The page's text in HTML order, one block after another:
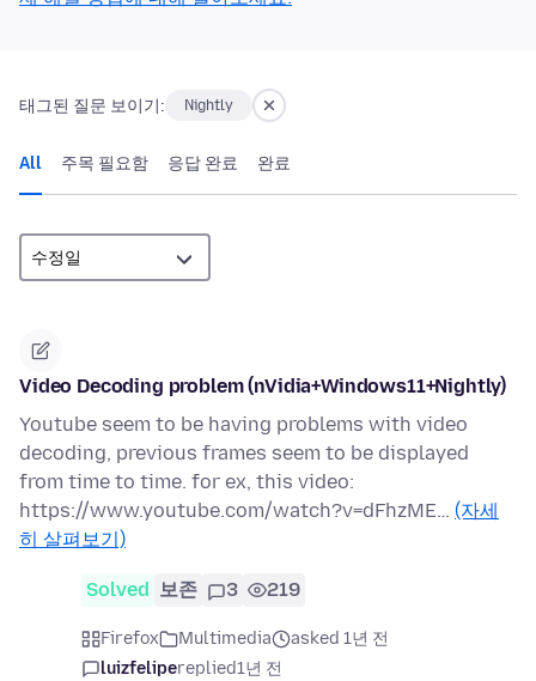
태그된 질문 보이기: Nightly
All 주목 필요함 응답 완료 완료
Video Decoding problem (nVidia+Windows11+Nightly)
Youtube seem to be having problems with video
decoding, previous frames seem to be displayed
from time to time. for ex, this video:
https://www.youtube.com/watch?v=dFhzME… (자세
히 살펴보기)
Solved 보존 3 219
Firefox Multimedia
asked 1년 전
luizfelipereplied1년 전